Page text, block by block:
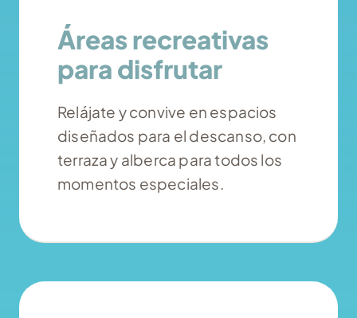
Áreas recreativas
para disfrutar
Relájate y convive en espacios
diseñados para el descanso, con
terraza y alberca para todos los
momentos especiales.